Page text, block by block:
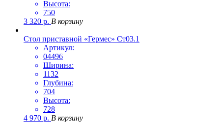
Высота:
750
3 320 р. В корзину
Стол приставной «Гермес» Ст03.1
Артикул:
04496
Ширина:
1132
Глубина:
704
Высота:
728
4 970 р. В корзину